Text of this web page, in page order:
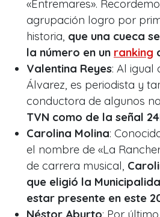
«Entremares».
agrupación logro por
historia, que una cueca
la número en un ranking
Valentina Reyes: Al igual
Álvarez, es periodista y
conductora de algunos
TVN como de la señal
Carolina Molina:
el nombre de «La
de carrera musical,
que eligió la
estar presente en este